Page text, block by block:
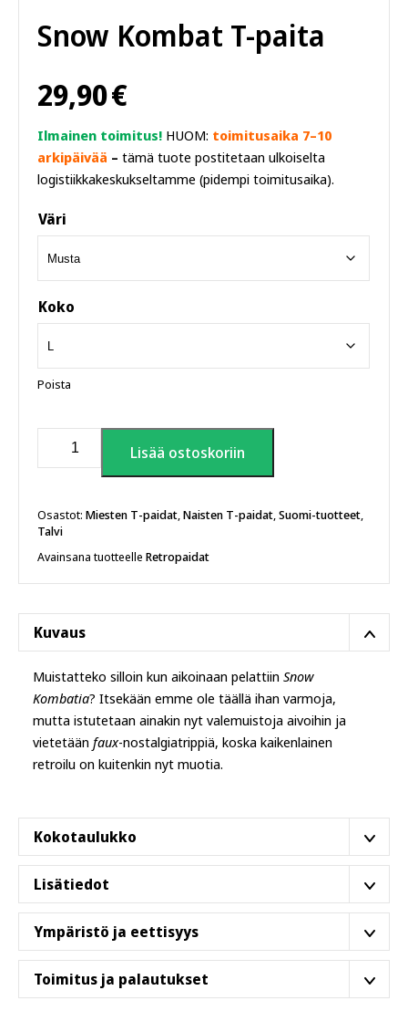
Snow Kombat T-paita
29,90€
Ilmainen toimitus! HUOM: toimitusaika 7–10
arkipäivää – tämä tuote postitetaan ulkoiselta
logistiikkakeskukseltamme (pidempi toimitusaika).
Väri
Koko
Poista
Kombat
määrä
Lisää ostoskoriin
Osastot: Miesten T-paidat,Naisten T-paidat,Suomi-tuotteet,
Talvi
Avainsana tuotteelle Retropaidat
Kuvaus
Muistatteko silloin kun aikoinaan pelattiin Snow
Kombatia? Itsekään emme ole täällä ihan varmoja,
mutta istutetaan ainakin nyt valemuistoja aivoihin ja
vietetään faux-nostalgiatrippiä, koska kaikenlainen
retroilu on kuitenkin nyt muotia.
Kokotaulukko
S M L XL 2XL
3XL
Leveys, cm
46 51 56
Pituus, cm
71 73,5 76 78,5 81 84
Lisätiedot
T-paita on rengaskehrättyä, esikutistettua puuvillaa, joka
on pehmeä ja miellyttävä päällä. Malli on normaaliclassic
fit, eli sopii perinteisesti niin miehille kuin naisille. Ei
sivusaumoja. Tarkistathan varulta vielä oikeat mitat
Ympäristö ja eettisyys
Tämä paita on tuotettu ympäristöjalanjälki ja reilut
työolosuhteet huomioiden. Paitamme ovat osaBetter
Toimitus ja palautukset